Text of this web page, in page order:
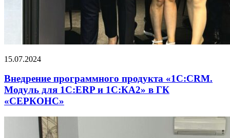
15.07.2024
Внедрение программного продукта «1С:CRM.
Модуль для 1С:ERP и 1С:КА2» в ГК
«СЕРКОНС»